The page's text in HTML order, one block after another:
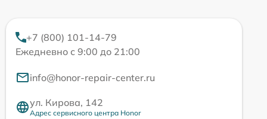
+7 (800) 101-14-79
Ежедневно с 9:00 до 21:00
info@honor-repair-center.ru
ул. Кирова, 142
Адрес сервисного центра Honor